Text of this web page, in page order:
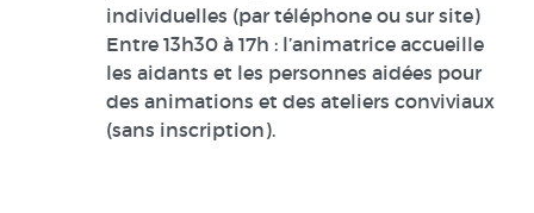
individuelles (par téléphone ou sur site)
Entre 13h30 à 17h : l’animatrice accueille
les aidants et les personnes aidées pour
des animations et des ateliers conviviaux
(sans inscription).